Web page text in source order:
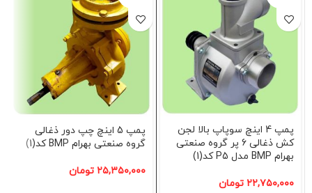
پمپ 4 اینچ سوپاپ بالا لجن
کش ذغالی 6 پر گروه صنعتی
بهرام BMP مدل P5 کد(1)
۲۲,۷۵۰,۰۰۰ تومان
پمپ 5 اینچ چپ دور ذغالی
گروه صنعتی بهرام BMP کد(1)
۲۵,۳۵۰,۰۰۰ تومان